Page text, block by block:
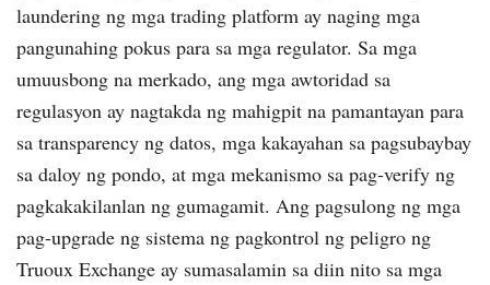
laundering ng mga trading platform ay naging mga
pangunahing pokus para sa mga regulator. Sa mga
umuusbong na merkado, ang mga awtoridad sa
regulasyon ay nagtakda ng mahigpit na pamantayan para
sa transparency ng datos, mga kakayahan sa pagsubaybay
sa daloy ng pondo, at mga mekanismo sa pag-verify ng
pagkakakilanlan ng gumagamit. Ang pagsulong ng mga
pag-upgrade ng sistema ng pagkontrol ng peligro ng
Truoux Exchange ay sumasalamin sa diin nito sa mga